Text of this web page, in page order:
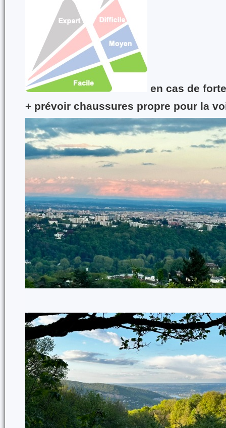
en cas de
+ prévoir chaussures propre pour la